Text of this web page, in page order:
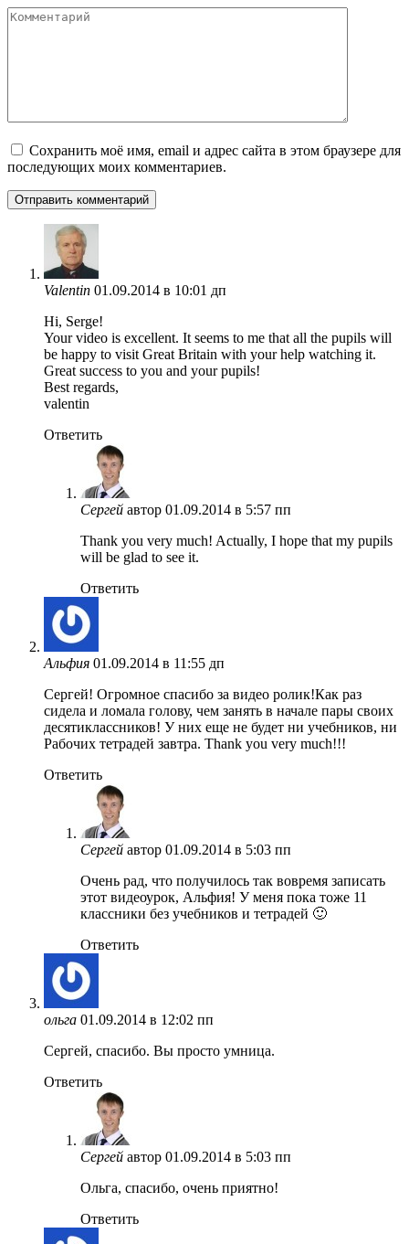
Комментарий
Сохранить моё имя, email и адрес сайта в этом браузере для
последующих моих комментариев.
Valentin 01.09.2014 в 10:01 дп
Hi, Serge!
Your video is excellent. It seems to me that all the pupils will
be happy to visit Great Britain with your help watching it.
Great success to you and your pupils!
Best regards,
valentin
Ответить
Сергей автор 01.09.2014 в 5:57 пп
Thank you very much! Actually, I hope that my pupils
will be glad to see it.
Ответить
Альфия 01.09.2014 в 11:55 дп
Сергей! Огромное спасибо за видео ролик!Как раз
сидела и ломала голову, чем занять в начале пары своих
десятиклассников! У них еще не будет ни учебников, ни
Рабочих тетрадей завтра. Thank you very much!!!
Ответить
Сергей автор 01.09.2014 в 5:03 пп
Очень рад, что получилось так вовремя записать
этот видеоурок, Альфия! У меня пока тоже 11
классники без учебников и тетрадей 🙂
Ответить
ольга 01.09.2014 в 12:02 пп
Сергей, спасибо. Вы просто умница.
Ответить
Сергей автор 01.09.2014 в 5:03 пп
Ольга, спасибо, очень приятно!
Ответить